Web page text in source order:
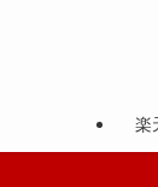
楽